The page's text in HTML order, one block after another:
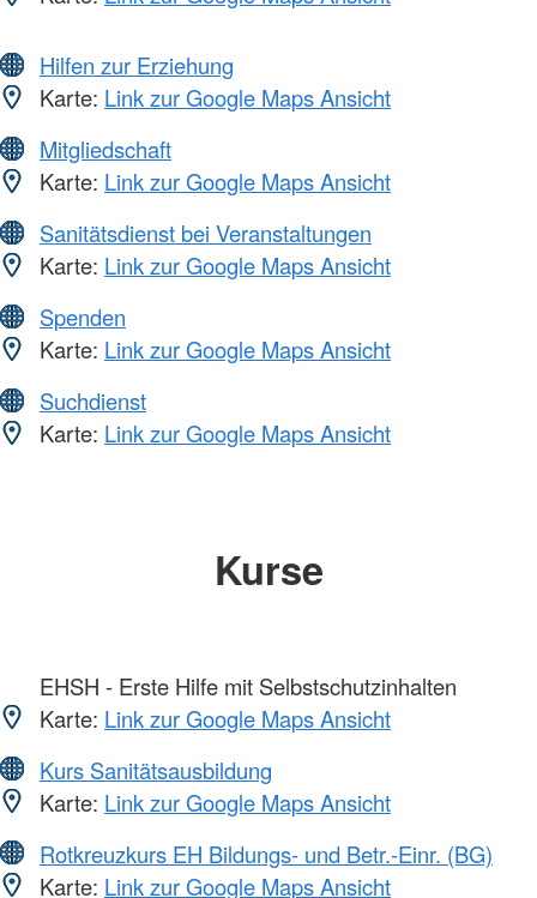
Hilfen zur Erziehung
Karte: Link zur Google Maps Ansicht
Mitgliedschaft
Karte: Link zur Google Maps Ansicht
Sanitätsdienst bei Veranstaltungen
Karte: Link zur Google Maps Ansicht
Spenden
Karte: Link zur Google Maps Ansicht
Suchdienst
Karte: Link zur Google Maps Ansicht
Kurse
EHSH - Erste Hilfe mit Selbstschutzinhalten
Karte: Link zur Google Maps Ansicht
Kurs Sanitätsausbildung
Karte: Link zur Google Maps Ansicht
Rotkreuzkurs EH Bildungs- und Betr.-Einr. (BG)
Karte: Link zur Google Maps Ansicht